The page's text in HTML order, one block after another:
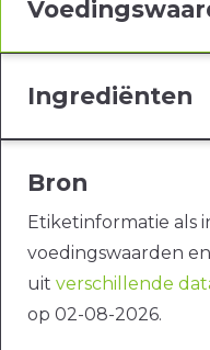
Ingrediënten
Bron
Etiketinformatie als
voedingswaarden
uit verschillende
op 02-08-2026.